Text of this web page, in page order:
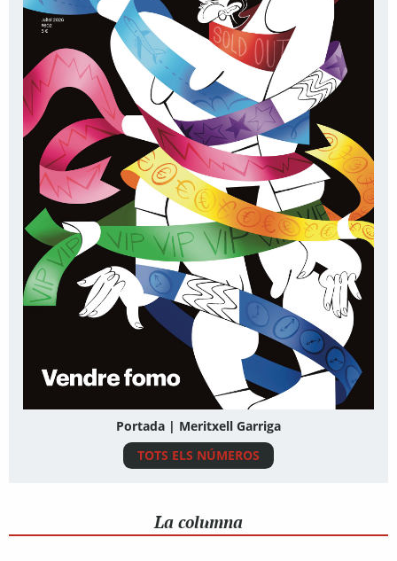
Portada | Meritxell Garriga
TOTS ELS NÚMEROS
La columna